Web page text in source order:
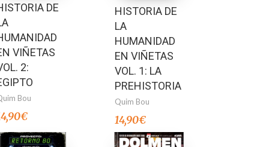
DE
VIÑETAS
2:
Bou
€
HISTORIA DE
LA
HUMANIDAD
EN VIÑETAS
VOL. 1: LA
PREHISTORIA
Quim Bou
14,90€